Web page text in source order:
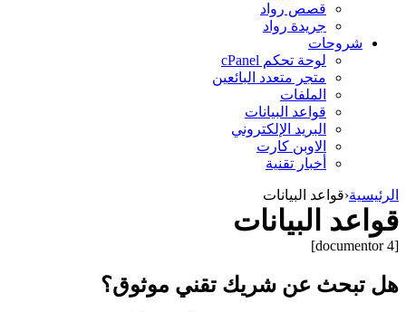
قصص رواد
جريدة رواد
شروحات
لوحة تحكم cPanel
متجر متعدد البائعين
الملفات
قواعد البيانات
البريد الإلكتروني
الاوبن كارت
أخبار تقنية
الرئيسية‹قواعد البيانات
قواعد البيانات
[documentor 4]
هل تبحث عن شريك تقني موثوق؟